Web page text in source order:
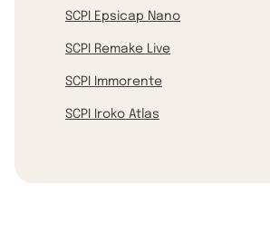
SCPI Epsicap Nano
SCPI Remake Live
SCPI Immorente
SCPI Iroko Atlas